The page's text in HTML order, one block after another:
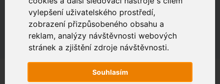
vylepšení uživatelského prostředí,
zobrazení přizpůsobeného obsahu a
reklam, analýzy návštěvnosti webových
stránek a zjištění zdroje návštěvnosti.
Souhlasím
O NÁS